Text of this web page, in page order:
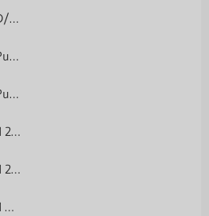
Trapezprofil T35/207 D/W Polyester 25 µm
Trapezprofil T35/207 Purlak/Purmat 50 µm
Trapezprofil T35/207 Purlak/Purmat 50 µm
Trapezprofil T35/207M 25/50 µm Aluminium
Trapezprofil T35/207M 25/50 µm Aluminium
Trapezprofil T35/207M Holzoptik